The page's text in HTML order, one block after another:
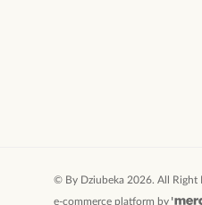
© By Dziubeka 2026. All Right
e-commerce platform by